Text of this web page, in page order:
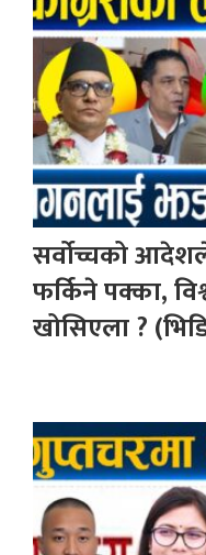
सर्वोच्चको
फर्किने पक्का,
खोसिएला ?